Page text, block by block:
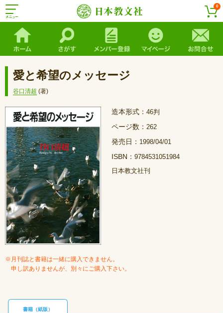
0
愛と希望のメッセージ
谷口清超 (著)
造本形式： 46判
ページ数： 262
発売日： 1998/04/01
ISBN： 9784531051984
日本教文社刊
※月刊誌と書籍は一緒に購入できません。
申し訳ありませんが、別々にご購入下さい。
書籍（紙版）